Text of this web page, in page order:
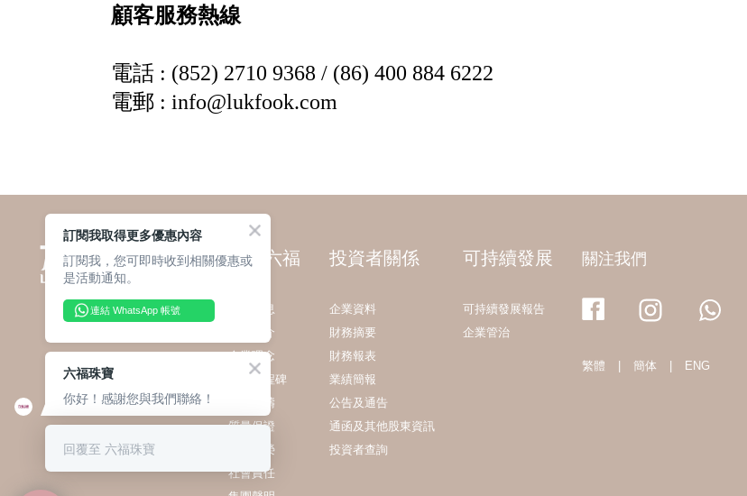
關於六福
最新消息
集團簡介
企業理念
發展里程碑
業務範疇
質量保證
獎項殊榮
社會責任
投資者關係
企業資料
財務摘要
財務報表
業績簡報
公告及通告
通函及其他股東資訊
投資者查詢
可持續發展
可持續發展報告
企業管治
關注我們
繁體 簡体 ENG
訂閱我取得更多優惠內容
訂閱我，您可即時收到相關優惠或
是活動通知。
連結 WhatsApp 帳號
六福珠寶
你好！感謝您與我們聯絡！
回覆至 六福珠寶